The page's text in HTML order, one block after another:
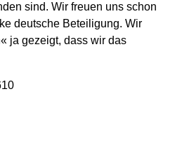
sind. Wir freuen uns schon
deutsche Beteiligung. Wir
ja gezeigt, dass wir das